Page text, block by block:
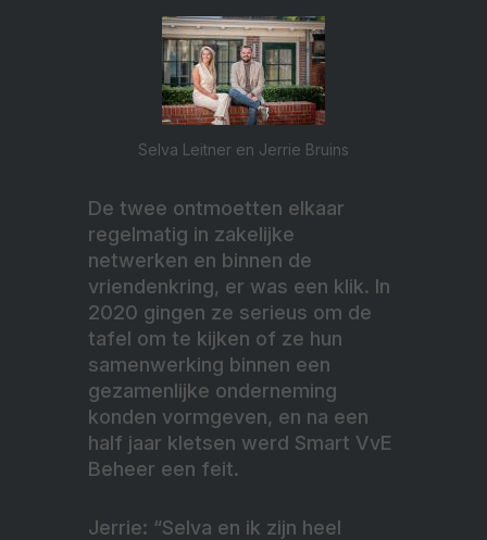
Selva Leitner en Jerrie Bruins
De twee ontmoetten elkaar
regelmatig in zakelijke
netwerken en binnen de
vriendenkring, er was een klik. In
2020 gingen ze serieus om de
tafel om te kijken of ze hun
samenwerking binnen een
gezamenlijke onderneming
konden vormgeven, en na een
half jaar kletsen werd Smart VvE
Beheer een feit.
Jerrie: “Selva en ik zijn heel